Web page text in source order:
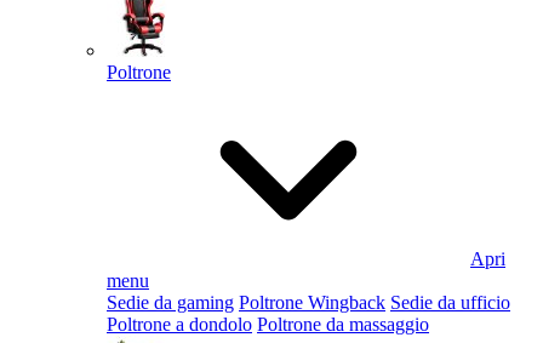
Poltrone
Apri
menu
Sedie da gaming Poltrone Wingback Sedie da ufficio
Poltrone a dondolo Poltrone da massaggio